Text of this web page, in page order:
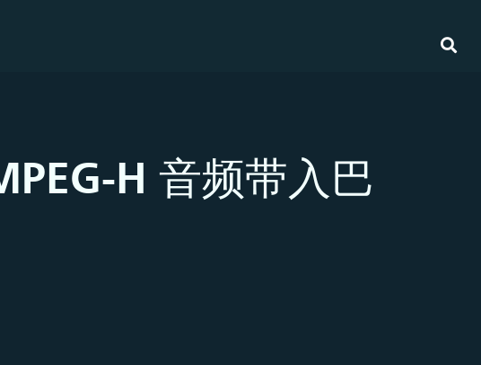
H 音频带入巴